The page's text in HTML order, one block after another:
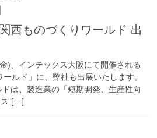
西ものづくりワールド 出
)、インテックス大阪にて開催される
ールド」に、弊社も出展いたします。
は、製造業の「短期開発、生産性向
ス […]